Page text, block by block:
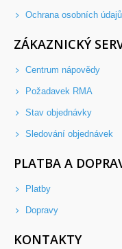
Ochrana osobních údajů
ZÁKAZNICKÝ
Centrum nápovědy
Požadavek RMA
Stav objednávky
Sledování objednávek
PLATBA A
Platby
Dopravy
KONTAKTY